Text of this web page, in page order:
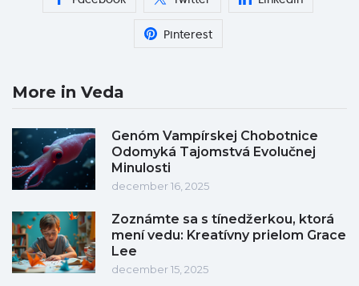
Pinterest
More in Veda
Genóm Vampírskej Chobotnice
Odomyká Tajomstvá Evolučnej
Minulosti
december 16, 2025
Zoznámte sa s tínedžerkou, ktorá
mení vedu: Kreatívny prielom Grace
Lee
december 15, 2025